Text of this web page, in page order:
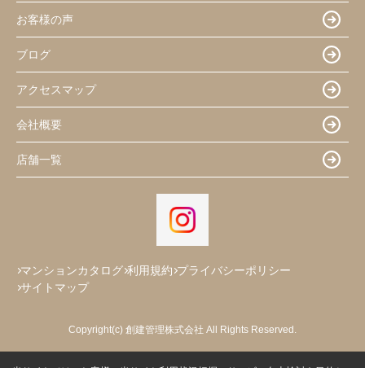
お客様の声
ブログ
アクセスマップ
会社概要
店舗一覧
マンションカタログ 利用規約 プライバシーポリシー
サイトマップ
Copyright(c) 創建管理株式会社 All Rights Reserved.